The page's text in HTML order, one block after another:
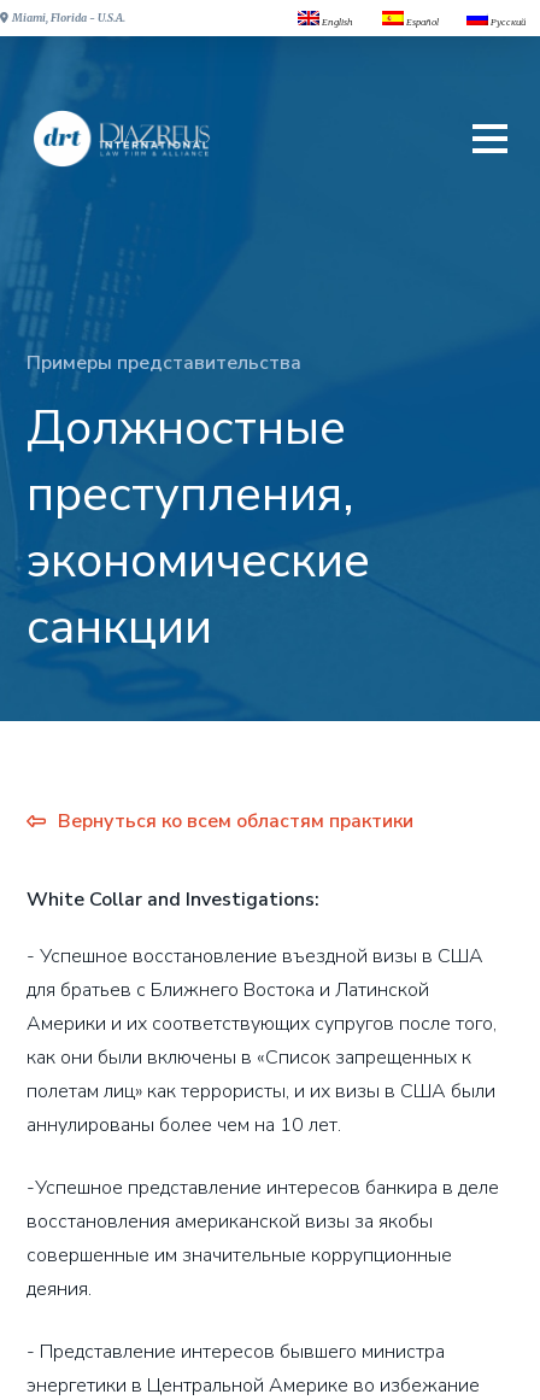
Miami, Florida - U.S.A. English Español Русский
Примеры представительства
Должностные
преступления,
экономические
санкции
Вернуться ко всем областям практики
White Collar and Investigations:
- Успешное восстановление въездной визы в США
для братьев с Ближнего Востока и Латинской
Америки и их соответствующих супругов после того,
как они были включены в «Список запрещенных к
полетам лиц» как террористы, и их визы в США были
аннулированы более чем на 10 лет.
-Успешное представление интересов банкира в деле
восстановления американской визы за якобы
совершенные им значительные коррупционные
деяния.
- Представление интересов бывшего министра
энергетики в Центральной Америке во избежание